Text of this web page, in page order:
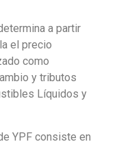
a partir
el precio
como
y tributos
Líquidos y
YPF consiste en